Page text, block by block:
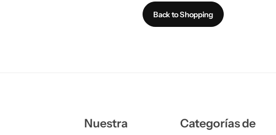
Back to Shopping
Nuestra
Categorías de